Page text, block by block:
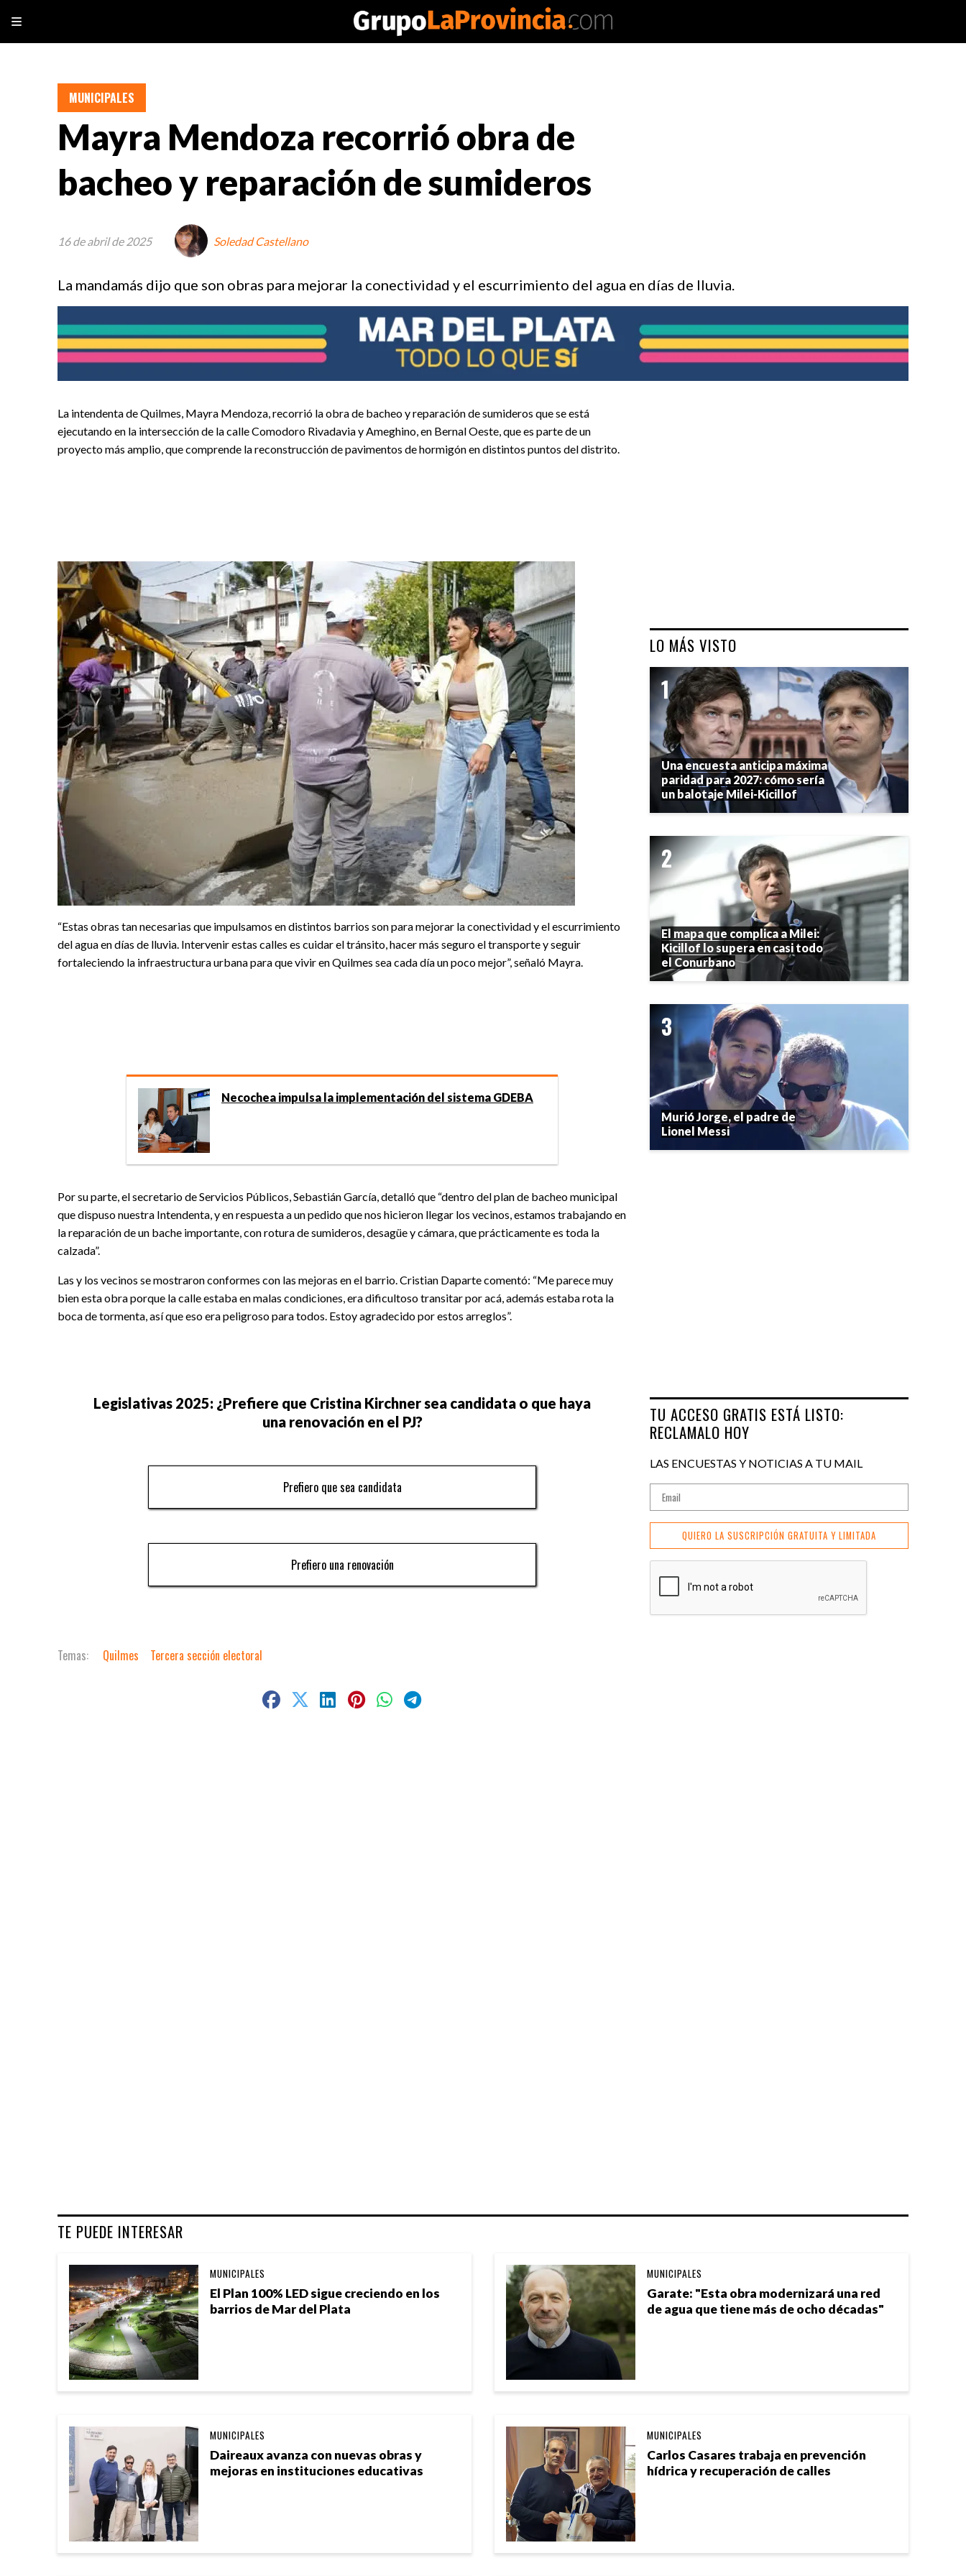
Mayra Mendoza recorrió obra de
bacheo y reparación de sumideros
La mandamás dijo que son obras para mejorar la conectividad y el escurrimiento del agua en días de lluvia.
MUNICIPALES
16 de abril de 2025 Soledad Castellano
La intendenta de Quilmes, Mayra Mendoza, recorrió la obra de bacheo y reparación de sumideros que se está
ejecutando en la intersección de la calle Comodoro Rivadavia y Ameghino, en Bernal Oeste, que es parte de un
proyecto más amplio, que comprende la reconstrucción de pavimentos de hormigón en distintos puntos del distrito.
“Estas obras tan necesarias que impulsamos en distintos barrios son para mejorar la conectividad y el escurrimiento
del agua en días de lluvia. Intervenir estas calles es cuidar el tránsito, hacer más seguro el transporte y seguir
fortaleciendo la infraestructura urbana para que vivir en Quilmes sea cada día un poco mejor”, señaló Mayra.
Necochea impulsa la implementación del sistema GDEBA
Por su parte, el secretario de Servicios Públicos, Sebastián García, detalló que “dentro del plan de bacheo municipal
que dispuso nuestra Intendenta, y en respuesta a un pedido que nos hicieron llegar los vecinos, estamos trabajando en
la reparación de un bache importante, con rotura de sumideros, desagüe y cámara, que prácticamente es toda la
calzada”.
Las y los vecinos se mostraron conformes con las mejoras en el barrio. Cristian Daparte comentó: “Me parece muy
bien esta obra porque la calle estaba en malas condiciones, era dificultoso transitar por acá, además estaba rota la
boca de tormenta, así que eso era peligroso para todos. Estoy agradecido por estos arreglos”.
Legislativas 2025: ¿Prefiere que Cristina Kirchner sea candidata o que haya
una renovación en el PJ?
Prefiero que sea candidata
Prefiero una renovación
Quilmes Tercera sección electoral
TE PUEDE INTERESAR
El Plan 100% LED sigue creciendo en los
barrios de Mar del Plata
MUNICIPALES
Garate: "Esta obra modernizará una red
de agua que tiene más de ocho décadas"
MUNICIPALES
Daireaux avanza con nuevas obras y
mejoras en instituciones educativas
MUNICIPALES
Carlos Casares trabaja en prevención
hídrica y recuperación de calles
MUNICIPALES
LO MÁS VISTO
Una encuesta anticipa máxima
paridad para 2027: cómo sería
un balotaje Milei-Kicillof
El mapa que complica a Milei:
Kicillof lo supera en casi todo
el Conurbano
Murió Jorge, el padre de
Lionel Messi
TU ACCESO GRATIS ESTÁ LISTO:
RECLAMALO HOY
LAS ENCUESTAS Y NOTICIAS A TU MAIL
QUIERO LA SUSCRIPCIÓN GRATUITA Y LIMITADA